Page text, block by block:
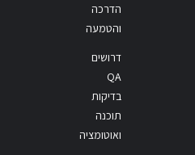
הדרכה
והטמעה
דרושים
QA
בדיקות
תוכנה
ואוטומציה